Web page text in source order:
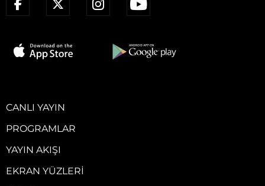
CANLI YAYIN
PROGRAMLAR
YAYIN AKIŞI
EKRAN YÜZLERI